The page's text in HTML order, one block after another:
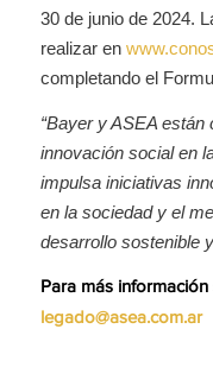
30 de junio de 2024.
realizar en
completando el
“Bayer y ASEA
innovación social en
impulsa iniciativas
en la sociedad y el
desarrollo sostenible
Para más
legado@asea.com.ar